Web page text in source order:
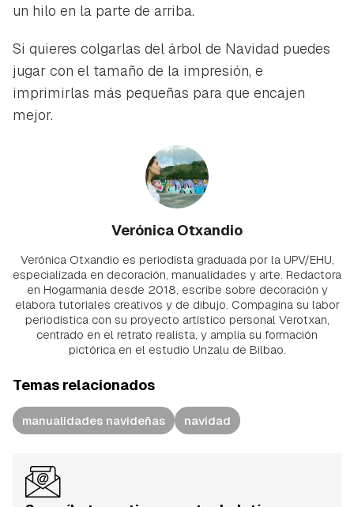
un hilo en la parte de arriba.
Si quieres colgarlas del árbol de Navidad puedes
jugar con el tamaño de la impresión, e
imprimirlas más pequeñas para que encajen
mejor.
Verónica Otxandio
Verónica Otxandio es periodista graduada por la UPV/EHU,
especializada en decoración, manualidades y arte. Redactora
en Hogarmania desde 2018, escribe sobre decoración y
elabora tutoriales creativos y de dibujo. Compagina su labor
periodística con su proyecto artístico personal Verotxan,
centrado en el retrato realista, y amplía su formación
pictórica en el estudio Unzalu de Bilbao.
Temas relacionados
manualidades navideñas navidad